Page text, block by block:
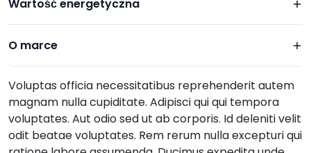
Wartość energetyczna
O marce
Voluptas officia necessitatibus reprehenderit autem
magnam nulla cupiditate. Adipisci qui qui tempora
voluptates. Aut odio sed ut ab corporis. Id deleniti velit
odit beatae voluptates. Rem rerum nulla excepturi qui